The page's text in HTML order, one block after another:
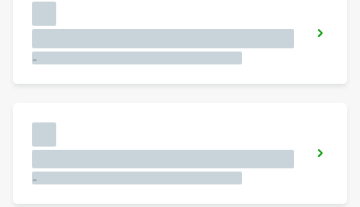
IZUMISANO - JAPAN
YOKOHAMA - JAPAN